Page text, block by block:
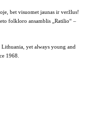
bet visuomet jaunas ir veržlus!
folkloro ansamblis „Ratilio“ –
yet always young and
1968.